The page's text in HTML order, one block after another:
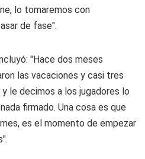
lo tomaremos con
de fase".
"Hace dos meses
las vacaciones y casi tres
le decimos a los jugadores lo
firmado. Una cosa es que
es el momento de empezar